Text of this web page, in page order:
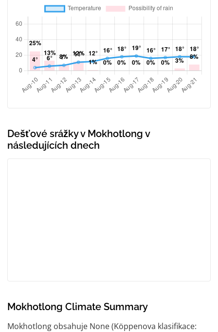
Dešťové srážky v Mokhotlong v
následujících dnech
Mokhotlong Climate Summary
Mokhotlong obsahuje None (Köppenova klasifikace: